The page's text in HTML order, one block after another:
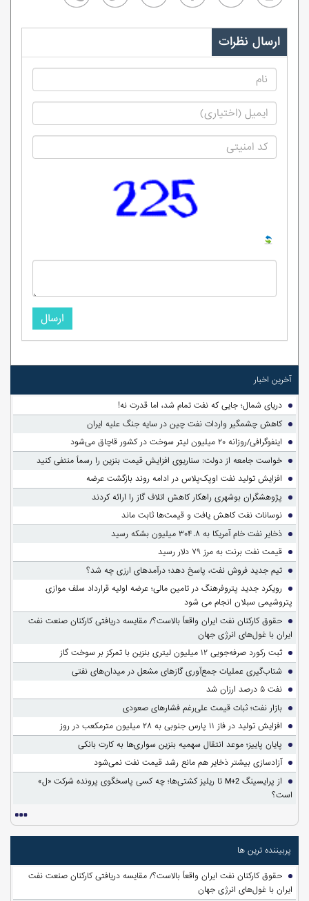
ارسال نظرات
ارسال
آخرین اخبار
دریای شمال؛ جایی که نفت تمام شد، اما قدرت نه!
کاهش چشمگیر واردات نفت چین در سایه جنگ علیه ایران
اینفوگرافی/روزانه ۲۰ میلیون لیتر سوخت در کشور قاچاق می‌شود
خواست جامعه از دولت: سناریوی افزایش قیمت بنزین را رسماً منتفی کنید
افزایش تولید نفت اوپک‌پلاس در ادامه روند بازگشت عرضه
پژوهشگران بوشهری راهکار کاهش اتلاف گاز را ارائه کردند
نوسانات نفت کاهش یافت و قیمت‌ها ثابت ماند
ذخایر نفت خام آمریکا به ۳۰۴.۸ میلیون بشکه رسید
قیمت نفت برنت به مرز ۷۹ دلار رسید
تیم جدید فروش نفت، پاسخ دهد؛ درآمدهای ارزی چه شد؟
رویکرد جدید پتروفرهنگ در تامین مالی؛ عرضه اولیه قرارداد سلف موازی
پتروشیمی سبلان انجام می شود
حقوق کارکنان نفت ایران واقعاً بالاست؟/ مقایسه دریافتی کارکنان صنعت نفت
ایران با غول‌های انرژی جهان
ثبت رکورد صرفه‌جویی ۱۲ میلیون لیتری بنزین با تمرکز بر سوخت گاز
شتاب‌گیری عملیات جمع‌آوری گازهای مشعل در میدان‌های نفتی
نفت ۵ درصد ارزان شد
بازار نفت؛ ثبات قیمت علی‌رغم فشارهای صعودی
افزایش تولید در فاز ۱۱ پارس جنوبی به ۲۸ میلیون مترمکعب در روز
پایان پاییز؛ موعد انتقال سهمیه بنزین سواری‌ها به کارت بانکی
آزادسازی بیشتر ذخایر هم مانع رشد قیمت نفت نمی‌شود
از پرایسینگ M+2 تا ریلیز کشتی‌ها؛ چه کسی پاسخگوی پرونده شرکت «ل»
است؟
پربیننده ترین ها
حقوق کارکنان نفت ایران واقعاً بالاست؟/ مقایسه دریافتی کارکنان صنعت نفت
ایران با غول‌های انرژی جهان